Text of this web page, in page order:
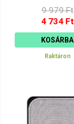
9 979 Ft
4 734 Ft
KOSÁRBA
Raktáron